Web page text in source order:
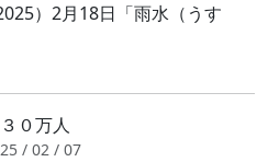
）2月18日「雨水（うす
０万人
/ 02 / 07